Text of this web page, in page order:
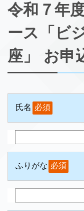
令和７年
ース「ビ
座」 お申
氏名 必須
ふりがな 必須